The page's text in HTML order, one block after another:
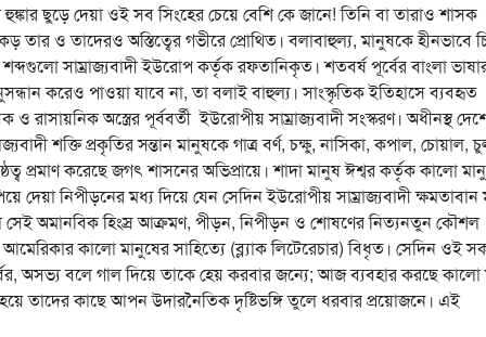
ছুড়ে দেয়া ওই সব সিংহের চেয়ে বেশি কে জানে! তিনি বা তারাও শাসক
তার ও তাদেরও অস্তিত্বের গভীরে প্রোথিত। বলাবাহুল্য, মানুষকে হীনভাবে
সাম্রাজ্যবাদী ইউরোপ কর্তৃক রফতানিকৃত। শতবর্ষ পূর্বের বাংলা
করেও পাওয়া যাবে না, তা বলাই বাহুল্য। সাংস্কৃতিক ইতিহাসে ব্যবহৃত
অস্ত্রের পূর্ববর্তী ইউরোপীয় সাম্রাজ্যবাদী সংস্করণ। অধীনস্থ
শক্তি প্রকৃতির সন্তান মানুষকে গাত্র বর্ণ, চক্ষু, নাসিকা, কপাল, চোয়াল,
প্রমাণ করেছে জগৎ শাসনের অভিপ্রায়ে। শাদা মানুষ ঈশ্বর কর্তৃক কালো
নিপীড়নের মধ্য দিয়ে যেন সেদিন ইউরোপীয় সাম্রাজ্যবাদী ক্ষমতাবান
সেই অমানবিক হিংস্র আক্রমণ, পীড়ন, নিপীড়ন ও শোষণের নিত্যনতুন কৌশল
কালো মানুষের সাহিত্যে (ব্ল্যাক লিটেরেচার) বিধৃত। সেদিন ওই
অসভ্য বলে গাল দিয়ে তাকে হেয় করবার জন্যে; আজ ব্যবহার করছে কালো
তাদের কাছে আপন উদারনৈতিক দৃষ্টিভঙ্গি তুলে ধরবার প্রয়োজনে। এই